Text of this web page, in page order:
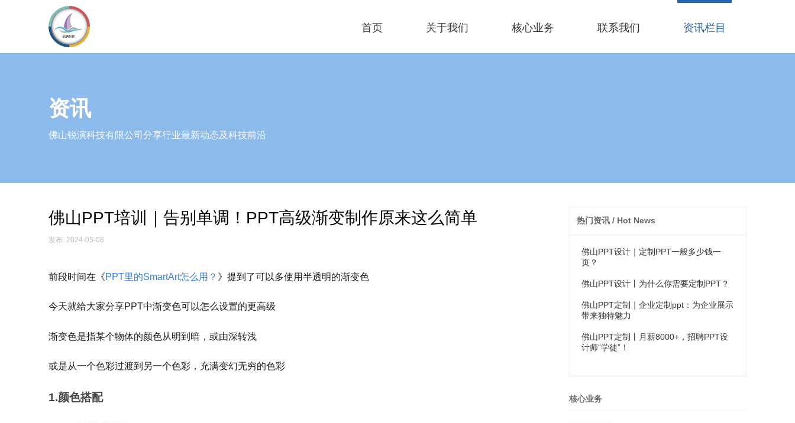
首页 关于我们 核心业务 联系我们 资讯栏目
资讯
佛山锐演科技有限公司分享行业最新动态及科技前沿
佛山PPT培训｜告别单调！PPT高级渐变制作原来这么简单
发布: 2024-05-08
前段时间在《PPT里的SmartArt怎么用？ 》提到了可以多使用半透明的渐变色
今天就给大家分享PPT中渐变色可以怎么设置的更高级
渐变色是指某个物体的颜色从明到暗，或由深转浅
或是从一个色彩过渡到另一个色彩，充满变幻无穷的色彩
1.颜色搭配
热门资讯 / Hot News
佛山PPT设计｜定制PPT一般多少钱一
页？
佛山PPT设计丨为什么你需要定制PPT？
佛山PPT定制｜企业定制ppt：为企业展示
带来独特魅力
佛山PPT定制丨月薪8000+，招聘PPT设
计师“学徒”！
核心业务